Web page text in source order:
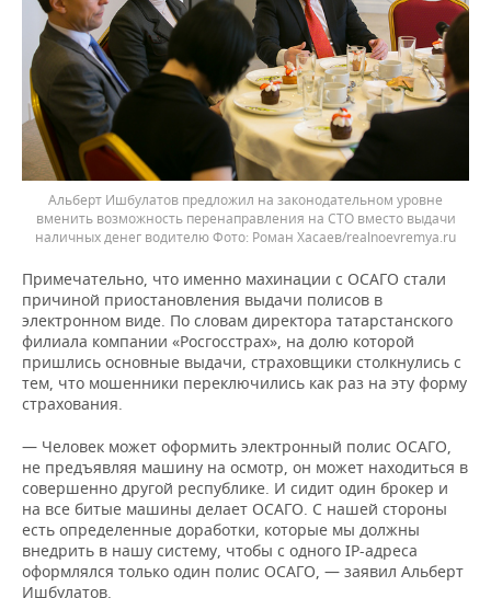
Альберт Ишбулатов предложил на законодательном уровне
вменить возможность перенаправления на СТО вместо выдачи
наличных денег водителю
Роман Хасаев/realnoevremya.ru
Примечательно, что именно махинации с ОСАГО стали
причиной приостановления выдачи полисов в
электронном виде. По словам директора татарстанского
филиала компании «Росгосстрах», на долю которой
пришлись основные выдачи, страховщики столкнулись с
тем, что мошенники переключились как раз на эту форму
страхования.
— Человек может оформить электронный полис ОСАГО,
не предъявляя машину на осмотр, он может находиться в
совершенно другой республике. И сидит один брокер и
на все битые машины делает ОСАГО. С нашей стороны
есть определенные доработки, которые мы должны
внедрить в нашу систему, чтобы с одного IP-адреса
оформлялся только один полис ОСАГО, — заявил Альберт
Ишбулатов.